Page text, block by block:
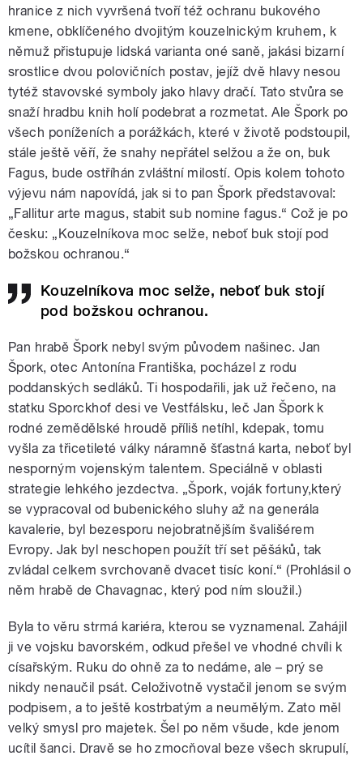
hranice z nich vyvršená tvoří též ochranu bukového
kmene, obklíčeného dvojitým kouzelnickým kruhem, k
němuž přistupuje lidská varianta oné saně, jakási bizarní
srostlice dvou polovičních postav, jejíž dvě hlavy nesou
tytéž stavovské symboly jako hlavy dračí. Tato stvůra se
snaží hradbu knih holí podebrat a rozmetat. Ale Špork po
všech poníženích a porážkách, které v životě podstoupil,
stále ještě věří, že snahy nepřátel selžou a že on, buk
Fagus, bude ostříhán zvláštní milostí. Opis kolem tohoto
výjevu nám napovídá, jak si to pan Špork představoval:
„Fallitur arte magus, stabit sub nomine fagus.“ Což je po
česku: „Kouzelníkova moc selže, neboť buk stojí pod
božskou ochranou.“
Kouzelníkova moc selže, neboť buk stojí
pod božskou ochranou.
Pan hrabě Špork nebyl svým původem našinec. Jan
Špork, otec Antonína Františka, pocházel z rodu
poddanských sedláků. Ti hospodařili, jak už řečeno, na
statku Sporckhof desi ve Vestfálsku, leč Jan Špork k
rodné zemědělské hroudě příliš netíhl, kdepak, tomu
vyšla za třicetileté války náramně šťastná karta, neboť byl
nesporným vojenským talentem. Speciálně v oblasti
strategie lehkého jezdectva. „Špork, voják fortuny,který
se vypracoval od bubenického sluhy až na generála
kavalerie, byl bezesporu nejobratnějším švališérem
Evropy. Jak byl neschopen použít tří set pěšáků, tak
zvládal celkem svrchovaně dvacet tisíc koní.“ (Prohlásil o
něm hrabě de Chavagnac, který pod ním sloužil.)
Byla to věru strmá kariéra, kterou se vyznamenal. Zahájil
ji ve vojsku bavorském, odkud přešel ve vhodné chvíli k
císařským. Ruku do ohně za to nedáme, ale – prý se
nikdy nenaučil psát. Celoživotně vystačil jenom se svým
podpisem, a to ještě kostrbatým a neumělým. Zato měl
velký smysl pro majetek. Šel po něm všude, kde jenom
ucítil šanci. Dravě se ho zmocňoval beze všech skrupulí,